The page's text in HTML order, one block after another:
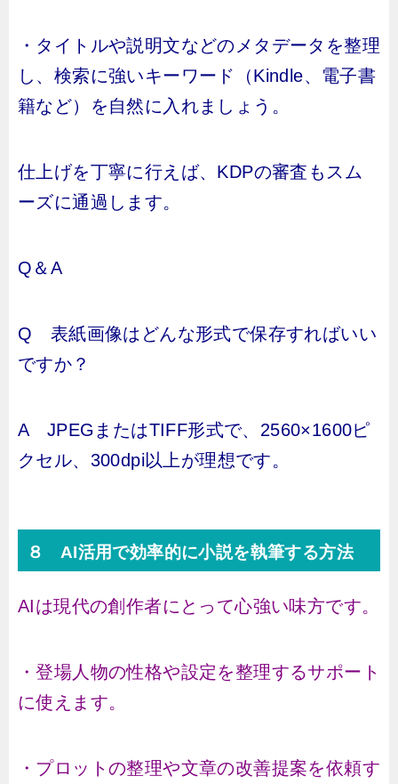
・タイトルや説明文などのメタデータを整理
し、検索に強いキーワード（Kindle、電子書
籍など）を自然に入れましょう。
仕上げを丁寧に行えば、KDPの審査もスム
ーズに通過します。
Q＆A
Q 表紙画像はどんな形式で保存すればいい
ですか？
A JPEGまたはTIFF形式で、2560×1600ピ
クセル、300dpi以上が理想です。
８ AI活用で効率的に小説を執筆する方法
AIは現代の創作者にとって心強い味方です。
・登場人物の性格や設定を整理するサポート
に使えます。
・プロットの整理や文章の改善提案を依頼す